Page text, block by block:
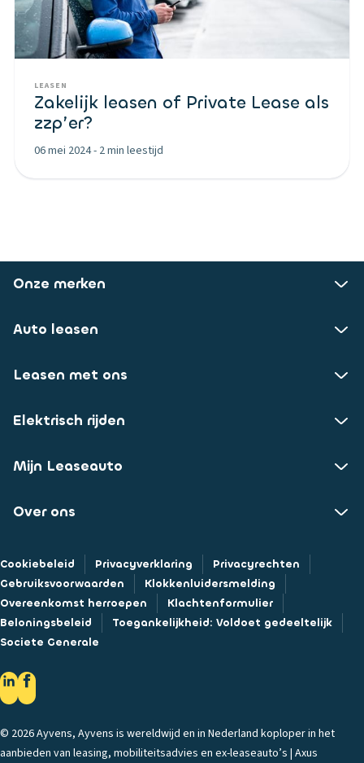
LEASEN
Zakelijk leasen of Private Lease als
zzp’er?
06 mei 2024- 2 min leestijd
Onze merken
Auto leasen
Leasen met ons
Elektrisch rijden
Mijn Leaseauto
Over ons
Cookiebeleid Privacyverklaring
Privacyrechten
Gebruiksvoorwaarden
Klokkenluidersmelding
Overeenkomst herroepen
Klachtenformulier
Beloningsbeleid
Toegankelijkheid: Voldoet gedeeltelijk
Societe Generale
© 2026 Ayvens, Ayvens is wereldwijd en in Nederland koploper in het
aanbieden van leasing, mobiliteitsadvies en ex-leaseauto’s | Axus